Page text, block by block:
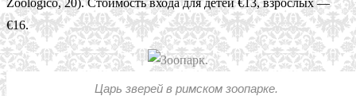
€16.
Царь зверей в римском зоопарке.